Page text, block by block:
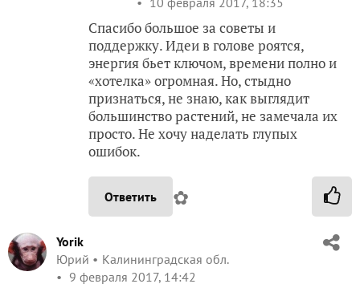
Спасибо большое за советы и
поддержку. Идеи в голове роятся,
энергия бьет ключом, времени полно и
«хотелка» огромная. Но, стыдно
признаться, не знаю, как выглядит
большинство растений, не замечала их
просто. Не хочу наделать глупых
ошибок.
Ответить ✿
Yorik
Юрий
Калининградская обл.
9 февраля 2017, 14:42